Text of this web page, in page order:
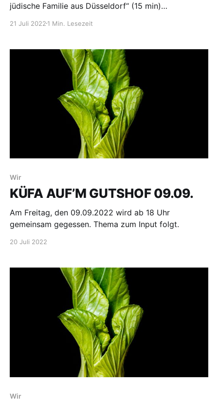
jüdische Familie aus Düsseldorf“ (15 min)
21 Juli 2022 1 Min. Lesezeit
Wir
KÜFA AUF’M GUTSHOF 09.09.
Am Freitag, den 09.09.2022 wird ab 18 Uhr
gemeinsam gegessen. Thema zum Input folgt.
20 Juli 2022
Wir